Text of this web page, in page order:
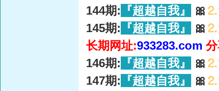
144期: 『超越自我』 🎀 ⒉
145期: 『超越自我』 🎀 ⒉
长期网址:933283.com
146期: 『超越自我』 🎀 ⒉
147期: 『超越自我』 🎀 ⒉